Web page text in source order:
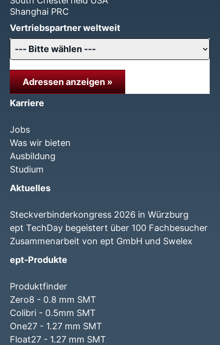
Shanghai PRC
Vertriebspartner weltweit
Adressen anzeigen »
Karriere
Jobs
Was wir bieten
Ausbildung
Studium
Aktuelles
Steckverbinderkongress 2026 in Würzburg
ept TechDay begeistert über 100 Fachbesucher
Zusammenarbeit von ept GmbH und Swelex
ept-Produkte
Produktfinder
Zero8 - 0.8 mm SMT
Colibri - 0.5mm SMT
One27 - 1.27 mm SMT
Float27 - 1.27 mm SMT